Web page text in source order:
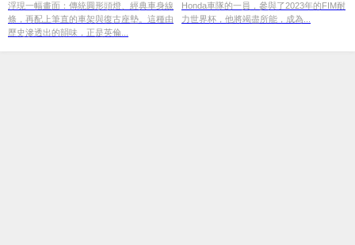
浮現一幅畫面：傳統圓形頭燈、經典車身線
條，再配上筆直的車架與復古座墊。這種由
歷史滲透出的韻味，正是英倫...
Honda車隊的一員，參與了2023年的FIM耐
力世界杯，他將竭盡所能，成為...